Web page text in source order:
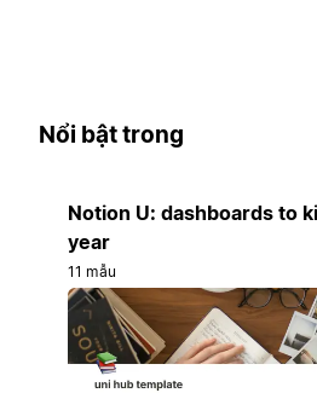
Nổi bật trong
Notion U: dashboards to
year
11 mẫu